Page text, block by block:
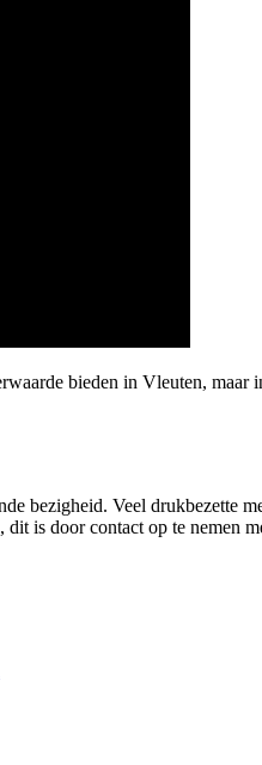
bieden in Vleuten,
bezigheid. Veel drukbezette
is door contact op te nemen